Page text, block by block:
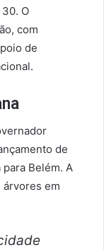
O
com
de
de
Belém. A
em